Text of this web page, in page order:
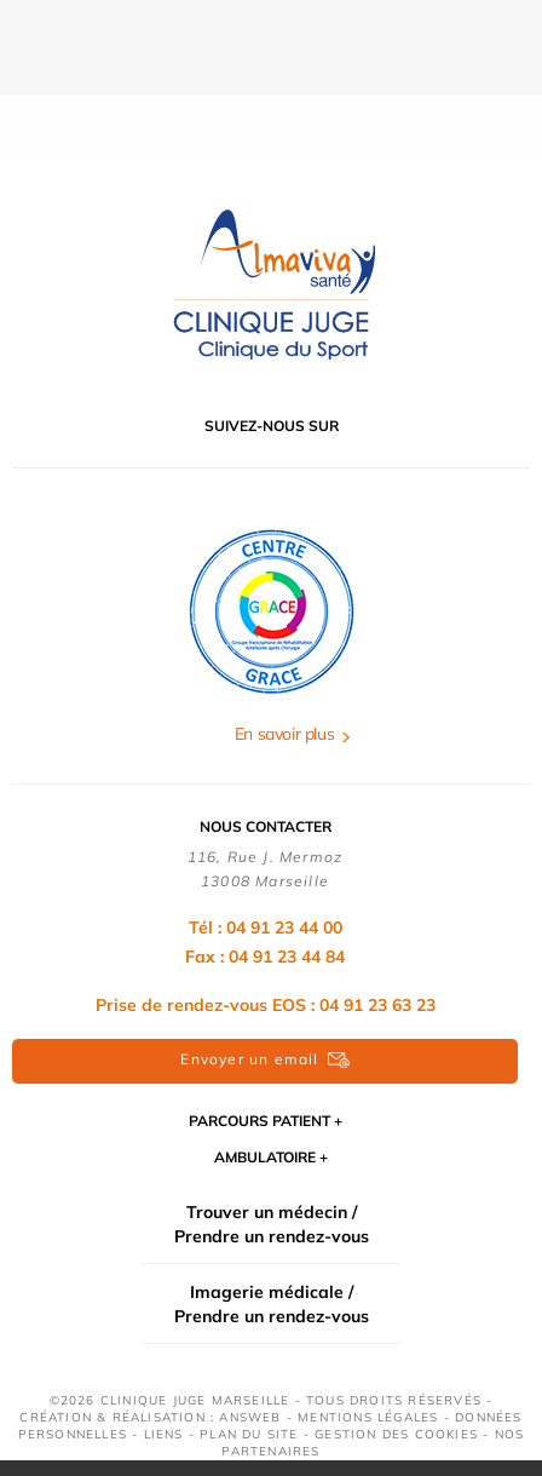
SUIVEZ-NOUS SUR
En savoir plus
NOUS CONTACTER
116, Rue J. Mermoz
13008 Marseille
Tél : 04 91 23 44 00
Fax : 04 91 23 44 84
Prise de rendez-vous EOS : 04 91 23 63 23
Envoyer un email
PARCOURS PATIENT
AMBULATOIRE
Trouver un médecin /
Prendre un rendez-vous
Imagerie médicale /
Prendre un rendez-vous
©2026 CLINIQUE JUGE MARSEILLE - TOUS DROITS RÉSERVÉS -
CRÉATION & RÉALISATION : ANSWEB - MENTIONS LÉGALES - DONNÉES
PERSONNELLES - LIENS - PLAN DU SITE -GESTION DES COOKIES - NOS
PARTENAIRES